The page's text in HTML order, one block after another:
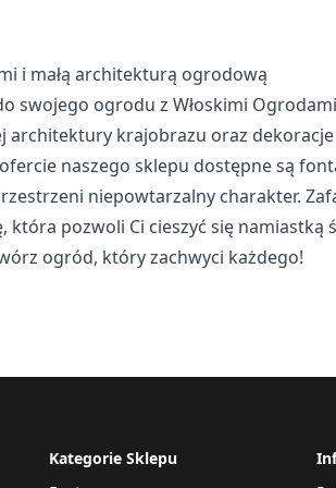
i małą architekturą ogrodową
swojego ogrodu z Włoskimi
architektury krajobrazu oraz
naszego sklepu dostępne są
niepowtarzalny charakter.
pozwoli Ci cieszyć się
ogród, który zachwyci każdego!
Kategorie Sklepu
użytkowników na stronach internetowych.
użytkowników i tym samym
klasyfikowania, wraz z dostawcami